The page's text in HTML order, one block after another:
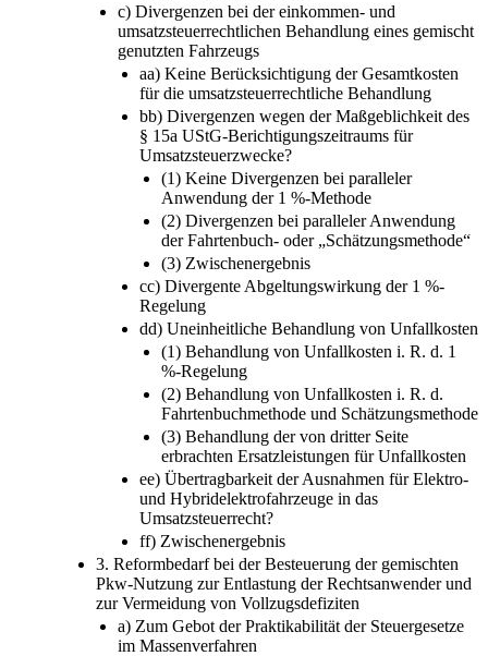
c) Divergenzen bei der einkommen- und
umsatzsteuerrechtlichen Behandlung eines gemischt
genutzten Fahrzeugs
aa) Keine Berücksichtigung der Gesamtkosten
für die umsatzsteuerrechtliche Behandlung
bb) Divergenzen wegen der Maßgeblichkeit des
§ 15a UStG-Berichtigungszeitraums für
Umsatzsteuerzwecke?
(1) Keine Divergenzen bei paralleler
Anwendung der 1 %-Methode
(2) Divergenzen bei paralleler Anwendung
der Fahrtenbuch- oder „Schätzungsmethode“
(3) Zwischenergebnis
cc) Divergente Abgeltungswirkung der 1 %-
Regelung
dd) Uneinheitliche Behandlung von Unfallkosten
(1) Behandlung von Unfallkosten i. R. d. 1
%-Regelung
(2) Behandlung von Unfallkosten i. R. d.
Fahrtenbuchmethode und Schätzungsmethode
(3) Behandlung der von dritter Seite
erbrachten Ersatzleistungen für Unfallkosten
ee) Übertragbarkeit der Ausnahmen für Elektro-
und Hybridelektrofahrzeuge in das
Umsatzsteuerrecht?
ff) Zwischenergebnis
3. Reformbedarf bei der Besteuerung der gemischten
Pkw-Nutzung zur Entlastung der Rechtsanwender und
zur Vermeidung von Vollzugsdefiziten
a) Zum Gebot der Praktikabilität der Steuergesetze
im Massenverfahren